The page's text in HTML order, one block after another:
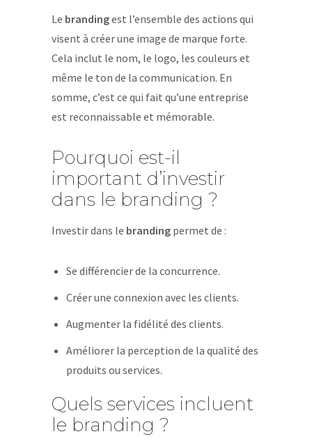
Le brandingest l’ensemble des actions qui
visent à créer une image de marque forte.
Cela inclut le nom, le logo, les couleurs et
même le ton de la communication. En
somme, c’est ce qui fait qu’une entreprise
est reconnaissable et mémorable.
Pourquoi est-il
important d’investir
dans le branding ?
Investir dans le branding permet de :
Se différencier de la concurrence.
Créer une connexion avec les clients.
Augmenter la fidélité des clients.
Améliorer la perception de la qualité des
produits ou services.
Quels services incluent
le branding ?